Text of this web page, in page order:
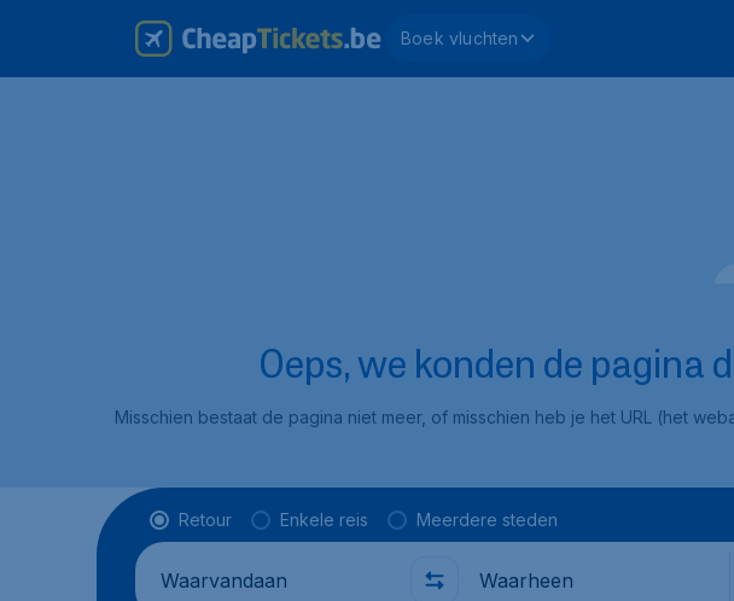
Boek vluchten
Oeps, we konden de pagina
Misschien bestaat de pagina niet meer, of misschien heb je het URL (het
Vluchttype
Retour Enkele reis Meerdere steden
Waarvandaan Waarheen